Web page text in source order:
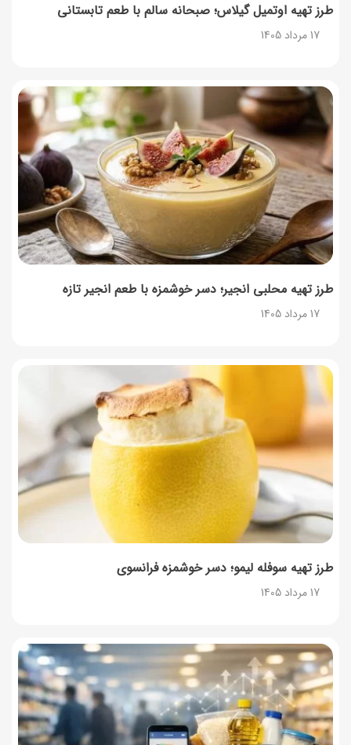
طرز تهیه اوتمیل گیلاس؛ صبحانه سالم با طعم تابستانی
17 مرداد 1405
طرز تهیه محلبی انجیر؛ دسر خوشمزه با طعم انجیر تازه
17 مرداد 1405
طرز تهیه سوفله لیمو؛ دسر خوشمزه فرانسوی
17 مرداد 1405